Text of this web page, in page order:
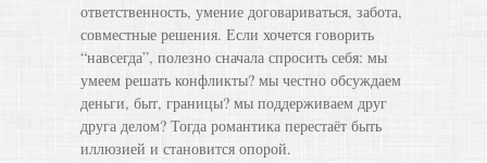
ответственность, умение договариваться, забота,
совместные решения. Если хочется говорить
“навсегда”, полезно сначала спросить себя: мы
умеем решать конфликты? мы честно обсуждаем
деньги, быт, границы? мы поддерживаем друг
друга делом? Тогда романтика перестаёт быть
иллюзией и становится опорой.